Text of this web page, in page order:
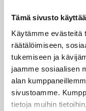
Tämä sivusto
Käytämme evästeitä
räätälöimiseen,
tukemiseen ja
jaamme sosiaalisen
alan
sivustoamme.
tietoja muihin